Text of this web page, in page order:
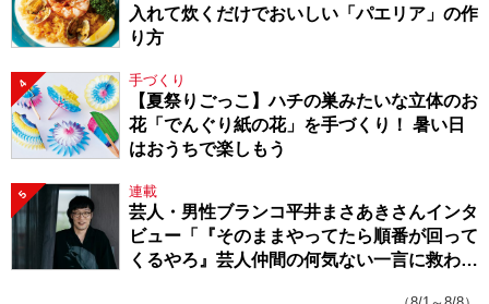
入れて炊くだけでおいしい「パエリア」の作
り方
4 手づくり
【夏祭りごっこ】ハチの巣みたいな立体のお
花「でんぐり紙の花」を手づくり！ 暑い日
はおうちで楽しもう
5 連載
芸人・男性ブランコ平井まさあきさんインタ
ビュー「『そのままやってたら順番が回って
くるやろ』芸人仲間の何気ない一言に救われ